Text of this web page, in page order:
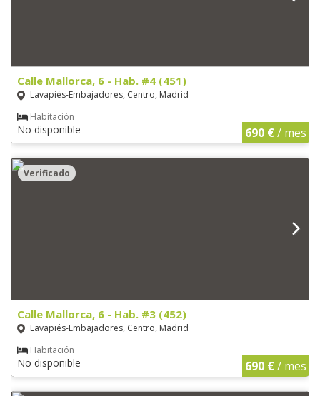
Calle Mallorca, 6 - Hab. #4 (451)
Lavapiés-Embajadores, Centro, Madrid
Habitación
No disponible 690 €/ mes
Verificado
Calle Mallorca, 6 - Hab. #3 (452)
Lavapiés-Embajadores, Centro, Madrid
Habitación
No disponible 690 €/ mes